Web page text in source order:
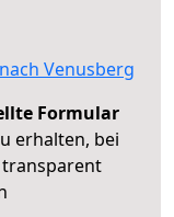
Venusberg
Formular
erhalten, bei
transparent